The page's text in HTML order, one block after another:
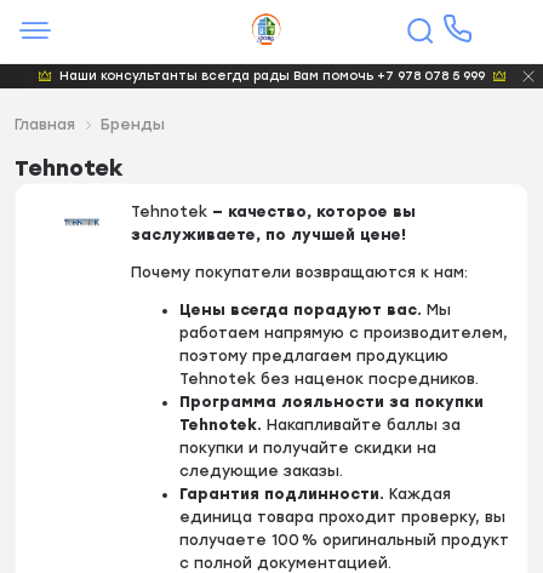
Наши консультанты всегда рады Вам помочь +7 978 078 5 999
Главная Бренды
Tehnotek
Tehnotek — качество, которое вы
заслуживаете, по лучшей цене!
Почему покупатели возвращаются к нам:
Цены всегда порадуют вас. Мы
работаем напрямую с производителем,
поэтому предлагаем продукцию
Tehnotek без наценок посредников.
Программа лояльности за покупки
Tehnotek. Накапливайте баллы за
покупки и получайте скидки на
следующие заказы.
Гарантия подлинности. Каждая
единица товара проходит проверку, вы
получаете 100 % оригинальный продукт
с полной документацией.